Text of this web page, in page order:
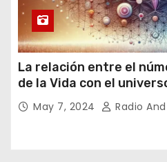
La relación entre el
de la Vida con el
May 7, 2024 Radio